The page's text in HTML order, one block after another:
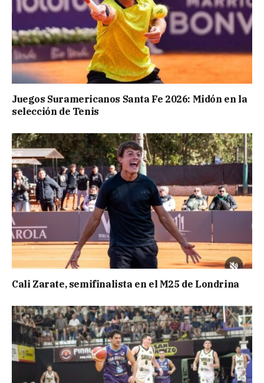
Juegos Suramericanos Santa Fe 2026: Midón en la
selección de Tenis
Cali Zarate, semifinalista en el M25 de Londrina